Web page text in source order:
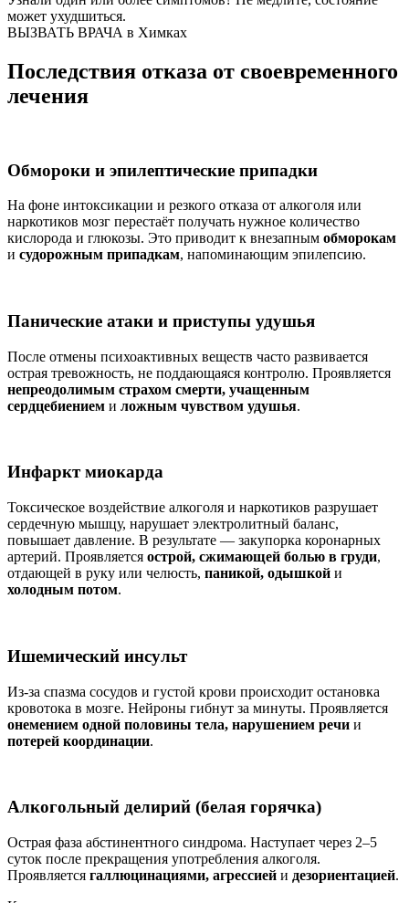
может ухудшиться.
ВЫЗВАТЬ ВРАЧА в Химках
Последствия отказа от своевременного
лечения
Обмороки и эпилептические припадки
На фоне интоксикации и резкого отказа от алкоголя или
наркотиков мозг перестаёт получать нужное количество
кислорода и глюкозы. Это приводит к внезапным обморокам
и судорожным припадкам, напоминающим эпилепсию.
Панические атаки и приступы удушья
После отмены психоактивных веществ часто развивается
острая тревожность, не поддающаяся контролю. Проявляется
непреодолимым страхом смерти, учащенным
сердцебиением и ложным чувством удушья.
Инфаркт миокарда
Токсическое воздействие алкоголя и наркотиков разрушает
сердечную мышцу, нарушает электролитный баланс,
повышает давление. В результате — закупорка коронарных
артерий. Проявляется острой, сжимающей болью в груди,
отдающей в руку или челюсть, паникой, одышкой и
холодным потом.
Ишемический инсульт
Из-за спазма сосудов и густой крови происходит остановка
кровотока в мозге. Нейроны гибнут за минуты. Проявляется
онемением одной половины тела, нарушением речи и
потерей координации.
Алкогольный делирий (белая горячка)
Острая фаза абстинентного синдрома. Наступает через 2–5
суток после прекращения употребления алкоголя.
Проявляется галлюцинациями, агрессией и дезориентацией.